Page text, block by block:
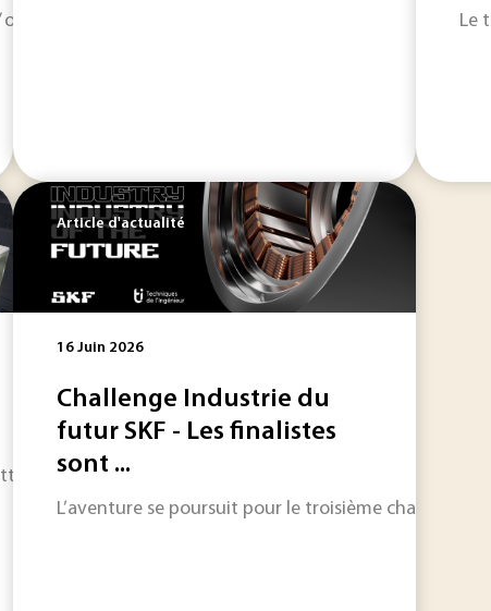
par SKF Magnetic Mechatronics (S2M) en Le
Integrated System) vise au développement d’une
Article d'actualité
16 Juin 2026
Challenge Industrie du
futur SKF - Les finalistes
sont ...
L’aventure se poursuit pour le troisième challenge